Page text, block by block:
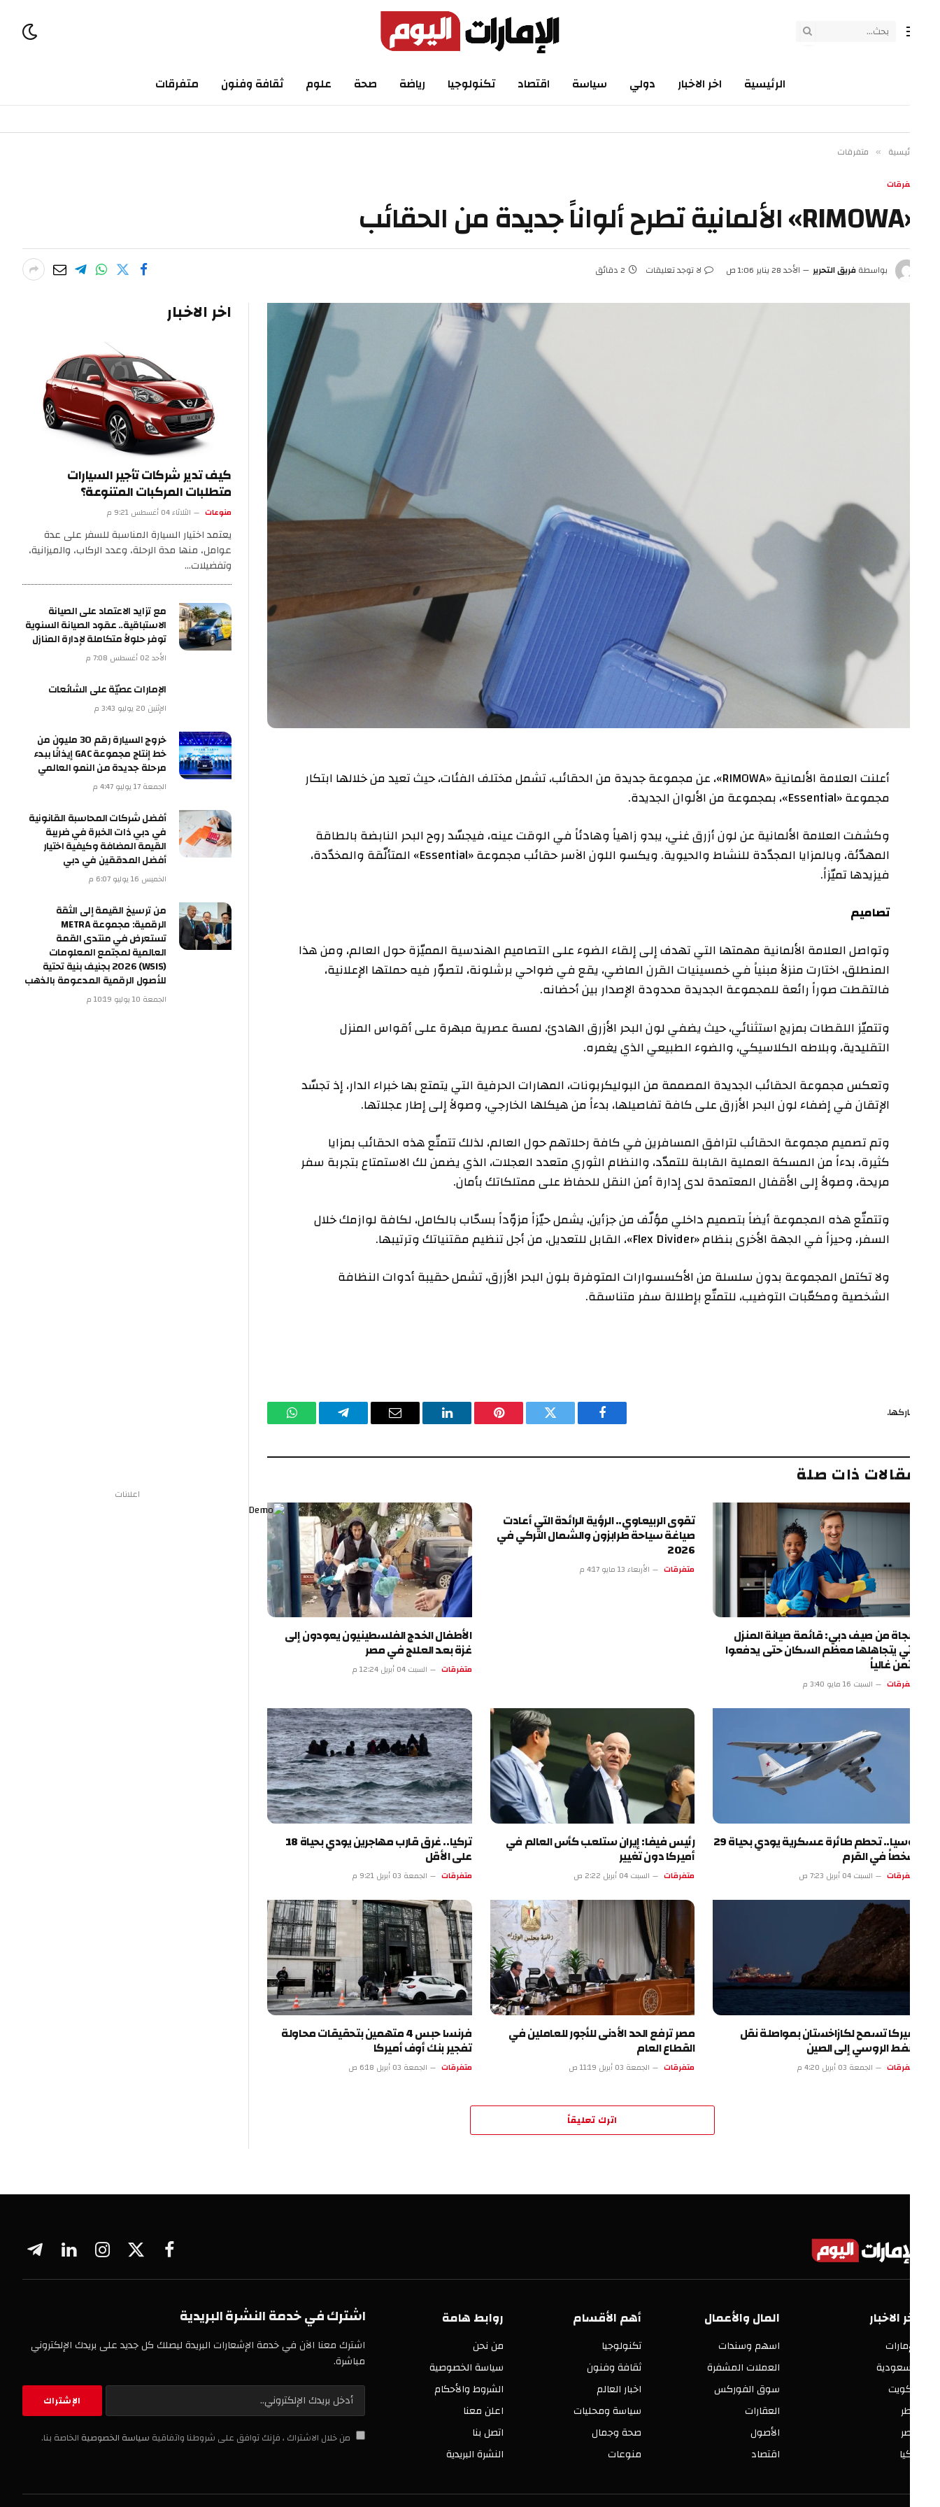
الرئيسية اخر الاخبار دولي سياسة اقتصاد تكنولوجيا رياضة صحة علوم ثقافة وفنون متفرقات
» متفرقات
بواسطة فريق التحرير الأحد 28 يناير 1:06 ص لا توجد تعليقات 2 دقائق
أعلنت العلامة الألمانية «RIMOWA»، عن مجموعة جديدة من الحقائب، تشمل مختلف الفئات، حيث تعيد من خلالها ابتكار
مجموعة «Essential»، بمجموعة من الألوان الجديدة.
وكشفت العلامة الألمانية عن لون أزرق غني، يبدو زاهياً وهادئاً في الوقت عينه، فيجسّد روح البحر النابضة بالطاقة
المهدّئة، وبالمزايا المجدّدة للنشاط والحيوية. ويكسو اللون الآسر حقائب مجموعة «Essential» المتألّقة والمخدّدة،
فيزيدها تميّزاً.
تصاميم
وتواصل العلامة الألمانية مهمتها التي تهدف إلى إلقاء الضوء على التصاميم الهندسية المميّزة حول العالم، ومن هذا
المنطلق، اختارت منزلاً مبنياً في خمسينيات القرن الماضي، يقع في ضواحي برشلونة، لتصوّر فيه حملتها الإعلانية،
فالتقطت صوراً رائعة للمجموعة الجديدة محدودة الإصدار بين أحضانه.
وتتميّز اللقطات بمزيج استثنائي، حيث يضفي لون البحر الأزرق الهادئ، لمسة عصرية مبهرة على أقواس المنزل
التقليدية، وبلاطه الكلاسيكي، والضوء الطبيعي الذي يغمره.
وتعكس مجموعة الحقائب الجديدة المصممة من البوليكربونات، المهارات الحرفية التي يتمتع بها خبراء الدار، إذ تجسّد
الإتقان في إضفاء لون البحر الأزرق على كافة تفاصيلها، بدءاً من هيكلها الخارجي، وصولاً إلى إطار عجلاتها.
وتم تصميم مجموعة الحقائب لترافق المسافرين في كافة رحلاتهم حول العالم، لذلك تتمتّع هذه الحقائب بمزايا
كثيرة، بدءاً من المسكة العملية القابلة للتمدّد، والنظام الثوري متعدد العجلات، الذي يضمن لك الاستمتاع بتجربة سفر
مريحة، وصولاً إلى الأقفال المعتمدة لدى إدارة أمن النقل للحفاظ على ممتلكاتك بأمان.
وتتمتّع هذه المجموعة أيضاً بتصميم داخلي مؤلّف من جزأين، يشمل حيّزاً مزوّداً بسحّاب بالكامل، لكافة لوازمك خلال
السفر، وحيزاً في الجهة الأخرى بنظام «Flex Divider»، القابل للتعديل، من أجل تنظيم مقتنياتك وترتيبها.
ولا تكتمل المجموعة بدون سلسلة من الأكسسوارات المتوفرة بلون البحر الأزرق، تشمل حقيبة أدوات النظافة
الشخصية ومكعّبات التوضيب، للتمتّع بإطلالة سفر متناسقة.
فيسبوكتويتر بينتيريستلينكدإن البريد
تيلقرام واتساب
ذات صلة
من صيف دبي: قائمة صيانة المنزل
يتجاهلها معظم السكان حتى يدفعوا
غالياً
السبت 16 مايو 3:40 م
تقوى الربيعاوي.. الرؤية الرائدة التي أعادت
صياغة سياحة طرابزون والشمال التركي في
الأربعاء 13 مايو 4:17 م
الأطفال الخدج الفلسطينيون يعودون إلى
غزة بعد العلاج في مصر
متفرقات السبت 04 أبريل 12:24 م
روسيا.. تحطم طائرة عسكرية يودي بحياة 29
في القرم
السبت 04 أبريل 7:23 ص
رئيس فيفا: إيران ستلعب كأس العالم في
أميركا دون تغيير
السبت 04 أبريل 2:22 ص
تركيا.. غرق قارب مهاجرين يودي بحياة 18
على الأقل
متفرقات الجمعة 03 أبريل 9:21 م
تسمح لكازاخستان بمواصلة نقل
الروسي إلى الصين
الجمعة 03 أبريل 4:20 م
مصر ترفع الحد الأدنى للأجور للعاملين في
القطاع العام
الجمعة 03 أبريل 11:19 ص
فرنسا حبس 4 متهمين بتحقيقات محاولة
تفجير بنك أوف أميركا
متفرقات الجمعة 03 أبريل 6:18 ص
اترك تعليقاً
اخر الاخبار
كيف تدير شركات تأجير السيارات
متطلبات المركبات المتنوعة؟
الثلاثاء 04 أغسطس 9:21 م
يعتمد اختيار السيارة المناسبة للسفر على عدة
عوامل، منها مدة الرحلة، وعدد الركاب، والميزانية،
وتفضيلات…
مع تزايد الاعتماد على الصيانة
الاستباقية.. عقود الصيانة السنوية
توفر حلولاً متكاملة لإدارة المنازل
الإمارات عصيّة على الشائعات
خروج السيارة رقم 30 مليون من
خط إنتاج مجموعة GAC إيذانًا ببدء
مرحلة جديدة من النمو العالمي
أفضل شركات المحاسبة القانونية
في دبي ذات الخبرة في ضريبة
القيمة المضافة وكيفية اختيار
أفضل المدققين في دبي
من ترسيخ القيمة إلى الثقة
الرقمية: مجموعة METRA
تستعرض في منتدى القمة
العالمية لمجتمع المعلومات
(WSIS) 2026 بجنيف بنية تحتية
للأصول الرقمية المدعومة بالذهب
فيسبوك
X
الانستغراملينكدإن تيلقرام
الاخبار المال والأعمال
اسهم وسندات
العملات المشفرة
سوق الفوركس
العقارات
أهم الأقسام
تكنولوجيا
ثقافة وفنون
اخبار العالم
سياسة ومحليات
صحة وجمال
منوعات
روابط هامة
من نحن
سياسة الخصوصية
الشروط والأحكام
اعلن معنا
اتصل بنا
النشرة البريدية
اشترك في خدمة النشرة البريدية
اشترك معنا الآن في خدمة الإشعارات البريدة ليصلك كل جديد على بريدك الإلكتروني
مباشرة.
من خلال الاشتراك ، فإنك توافق على شروطنا واتفاقيةسياسة الخصوصيةالخاصة بنا.